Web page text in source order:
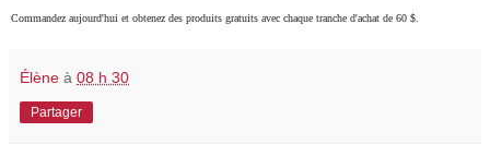
Commandez aujourd'hui et obtenez des produits gratuits avec chaque tranche d'achat de 60 $.
Élène à 08 h 30
Partager